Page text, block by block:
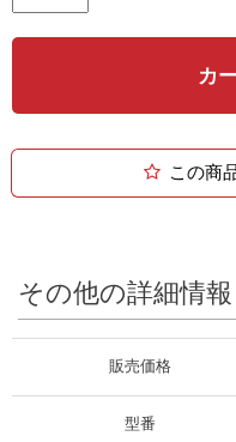
カ
この商
その他の詳細情報
販売価格
型番